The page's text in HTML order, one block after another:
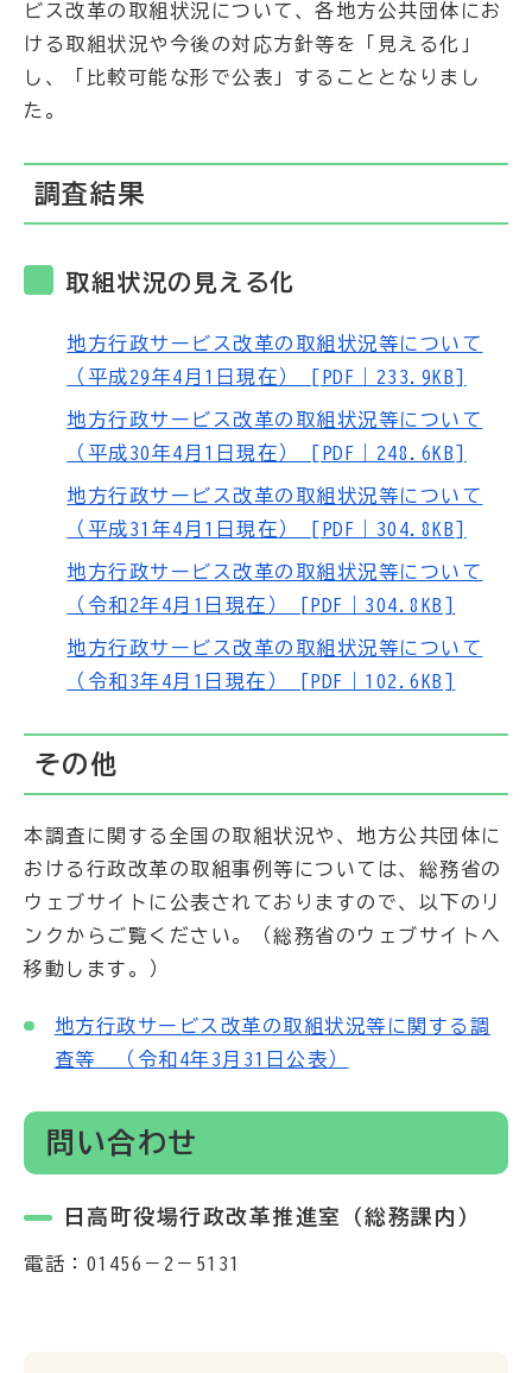
ビス改革の取組状況について、各地方公共団体にお
ける取組状況や今後の対応方針等を「見える化」
し、「比較可能な形で公表」することとなりまし
た。
調査結果
取組状況の見える化
地方行政サービス改革の取組状況等について
（平成29年4月1日現在） [PDF｜233.9KB]
地方行政サービス改革の取組状況等について
（平成30年4月1日現在） [PDF｜248.6KB]
地方行政サービス改革の取組状況等について
（平成31年4月1日現在） [PDF｜304.8KB]
地方行政サービス改革の取組状況等について
（令和2年4月1日現在） [PDF｜304.8KB]
地方行政サービス改革の取組状況等について
（令和3年4月1日現在） [PDF｜102.6KB]
その他
本調査に関する全国の取組状況や、地方公共団体に
おける行政改革の取組事例等については、総務省の
ウェブサイトに公表されておりますので、以下のリ
ンクからご覧ください。（総務省のウェブサイトへ
移動します。）
地方行政サービス改革の取組状況等に関する調
査等 （令和4年3月31日公表）
問い合わせ
日高町役場行政改革推進室（総務課内）
電話：01456－2－5131